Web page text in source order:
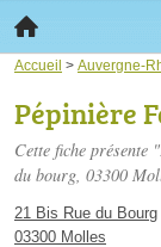
Accueil > Auvergne-
Pépinière
Cette fiche
du bourg, 03300
21 Bis Rue du Bourg
03300 Molles